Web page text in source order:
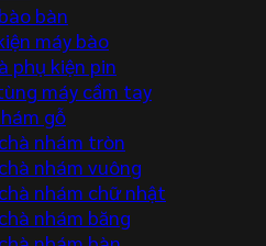
bàn
máy bào
phụ kiện pin
máy cầm tay
gỗ
nhám tròn
nhám vuông
nhám chữ nhật
nhám băng